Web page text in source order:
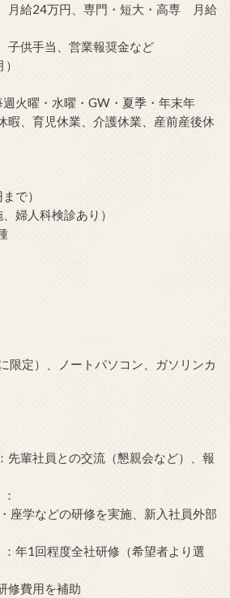
月給24万円、専門・短大・高専 月給
子供手当、営業報奨金など
火曜・水曜・GW・夏季・年末年
暇、育児休業、介護休業、産前産後休
で）
婦人科検診あり）
限定）、ノートパソコン、ガソリンカ
先輩社員との交流（懇親会など）、報
座学などの研修を実施、新入社員外部
年1回程度全社研修（希望者より選
修費用を補助